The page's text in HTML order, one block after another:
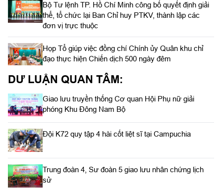
Bộ Tư lệnh TP. Hồ Chí Minh công bố quyết định giải
thể, tổ chức lại Ban Chỉ huy PTKV, thành lập các
đơn vị trực thuộc
Họp Tổ giúp việc đồng chí Chính ủy Quân khu chỉ
đạo thực hiện Chiến dịch 500 ngày đêm
DƯ LUẬN QUAN TÂM:
Giao lưu truyền thống Cơ quan Hội Phụ nữ giải
phóng Khu Đông Nam Bộ
Đội K72 quy tập 4 hài cốt liệt sĩ tại Campuchia
Trung đoàn 4, Sư đoàn 5 giao lưu nhân chứng lịch
sử